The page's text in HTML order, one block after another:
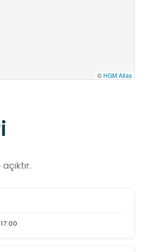
© HGM Atlas